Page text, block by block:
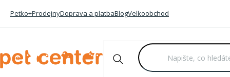
Petko+ProdejnyDoprava a platbaBlogVelkoobchod